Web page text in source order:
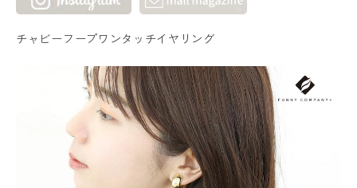
チャビーフープワンタッチイヤリング